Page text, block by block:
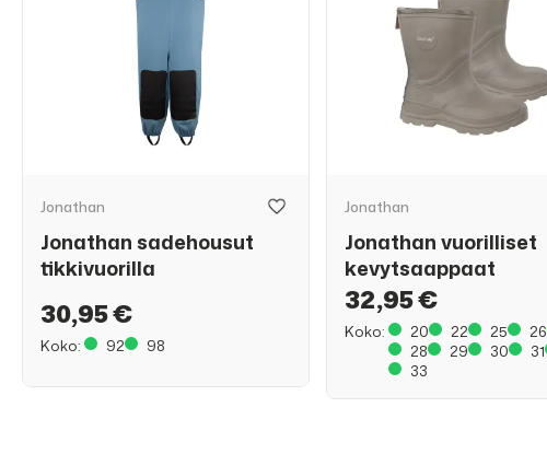
Jonathan
Jonathan sadehousut
tikkivuorilla
30,95 €
Koko: 92 98
Jonathan
Jonathan vuorilliset
kevytsaappaat
32,95 €
Koko: 20 22 25 26
28
29 30 31
33